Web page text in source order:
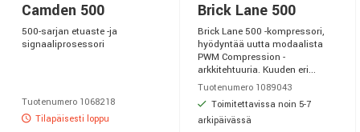
Camden 500
500-sarjan etuaste -ja
signaaliprosessori
Tuotenumero 1068218
Tilapäisesti loppu
Brick Lane 500
Brick Lane 500 -kompressori,
hyödyntää uutta modaalista
PWM Compression -
arkkitehtuuria. Kuuden eri...
Tuotenumero 1089043
Toimitettavissa noin 5-7
arkipäivässä